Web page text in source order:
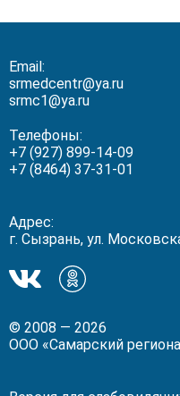
Email:
srmedcentr@ya.ru
srmc1@ya.ru
Телефоны:
+7 (927) 899-14-09
+7 (8464) 37-31-01
Адрес:
г. Сызрань, ул.
Мы
ВКонтакте!
Мы
Одноклассники!
© 2008 — 2026
ООО «Самарский